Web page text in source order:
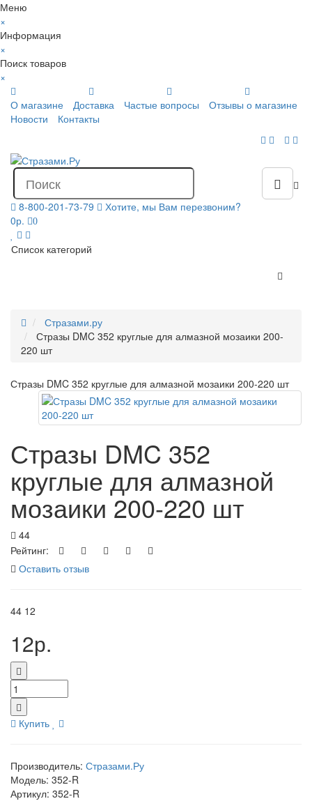
Меню
×
Информация
×
Поиск товаров
×
О магазине
Доставка Частые вопросы
Отзывы о магазине
Новости
Контакты
8-800-201-73-79
Хотите, мы Вам перезвоним?
0р.
0
Список категорий
Стразами.ру
Стразы DMC 352 круглые для алмазной мозаики 200-
220 шт
Стразы DMC 352 круглые для алмазной мозаики 200-220 шт
Стразы DMC 352
круглые для алмазной
мозаики 200-220 шт
44
Рейтинг:
Оставить отзыв
44 12
12р.
Купить
Производитель: Стразами.Ру
Модель: 352-R
Артикул: 352-R